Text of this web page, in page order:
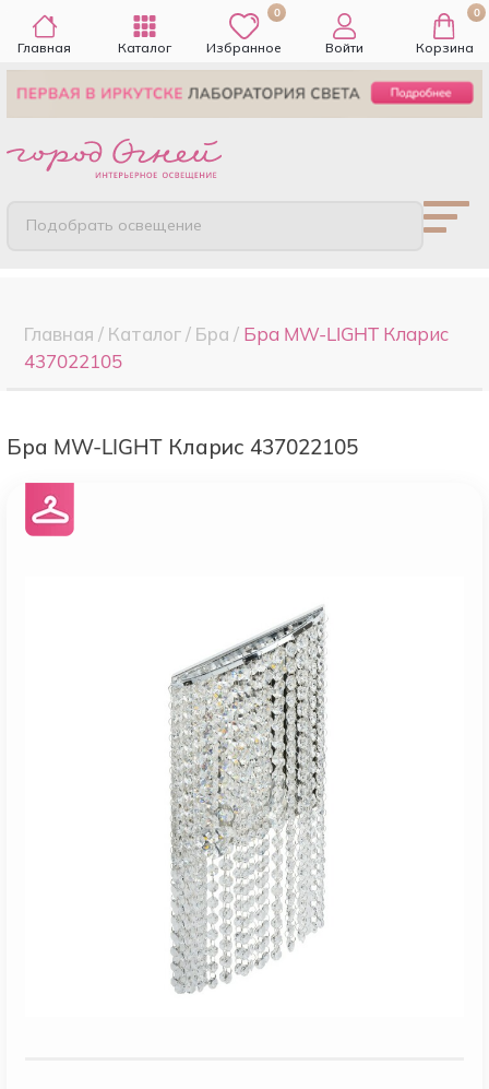
Главная Каталог
0
Избранное Войти
0
Корзина
Подобрать освещение
Главная / Каталог/ Бра / Бра MW-LIGHT Кларис
437022105
Бра MW-LIGHT Кларис 437022105